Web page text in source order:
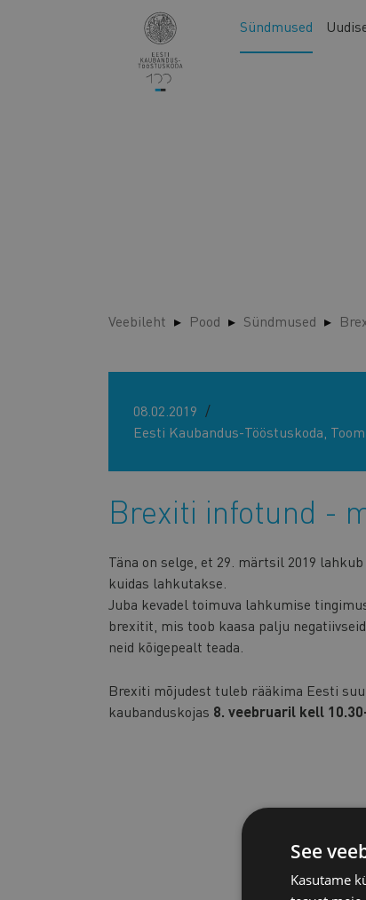
Main
navigation
Sündmused
Veebileht Pood Sündmused
08.02.2019
Eesti Kaubandus-Tööstuskoda,
Brexiti infotund -
Täna on selge, et 29. märtsil 2019
kuidas lahkutakse.
Juba kevadel toimuva lahkumise
brexitit, mis toob kaasa palju
neid kõigepealt teada.
Brexiti mõjudest tuleb rääkima Eesti
kaubanduskojas 8. veebruaril kell
See
Kasutame